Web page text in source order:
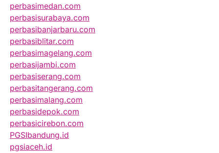
perbasimedan.com
perbasisurabaya.com
perbasibanjarbaru.com
perbasiblitar.com
perbasimagelang.com
perbasijambi.com
perbasiserang.com
perbasitangerang.com
perbasimalang.com
perbasidepok.com
perbasicirebon.com
PGSIbandung.id
pgsiaceh.id